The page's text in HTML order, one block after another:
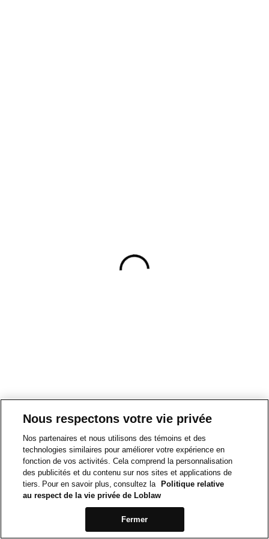
Nous respectons votre vie privée
Nos partenaires et nous utilisons des témoins et des
technologies similaires pour améliorer votre expérience en
fonction de vos activités. Cela comprend la personnalisation
des publicités et du contenu sur nos sites et applications de
tiers. Pour en savoir plus, consultez la
Politique relative
au respect de la vie privée de Loblaw
Fermer